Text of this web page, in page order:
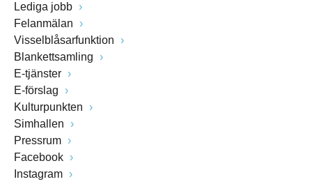
Lediga jobb
Felanmälan
Visselblåsarfunktion
Blankettsamling
E-tjänster
E-förslag
Kulturpunkten
Simhallen
Pressrum
Facebook
Instagram